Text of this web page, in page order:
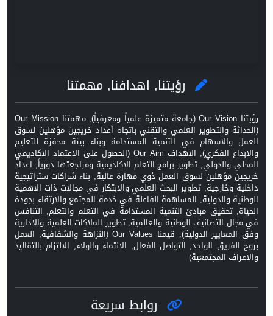
رؤيتنا, اهدافنا, مهمتنا
رؤيتنا Our Vision (جامعة متميزة علمياً ومعرفياً), مهمتنا Our Mission
(الحداثة والتطوير العلمي والتقني باتجاه أعداد خريجين مؤهلين لسوق
العمل والاسهام في التنمية المستدامة وبناء بيئة محفزة للتعليم
والابداع الفكري), الاهداف Our Aim (الحصول على الاعتماد الاكاديمي
المحلي والدولي, تطوير برامج التعلم الاكاديمية ومراجعتها دورياً, اعداد
خريجين مؤهلين لسوق العمل ذوي مهارة عالية, بناء شراكات ستراتيجية
داخلية وخارجية, تطوير البحث العلمي والابتكار في مجالات ذات الاهمية
الوطنية والدولية, المساهمة الفاعلة في خدمة المجتمع والارتقاء بجودة
الحياة, تحقيق مبادئ التنمية المستدامة في التعلم والتعلم, التنافس
في مجال التصانيف الوطنية والعالمية, تطوير الملاكات العلمية والادارية
وفق المعايير الدولية), قيمنا Our Values (النزاهة والشفافية, العمل
بروح الفريق الواحد, التواصل الفعال, الانتماء والولاء, الالتزام بالتقاليد
والاعراف المجتمعية)
روابط سريعة